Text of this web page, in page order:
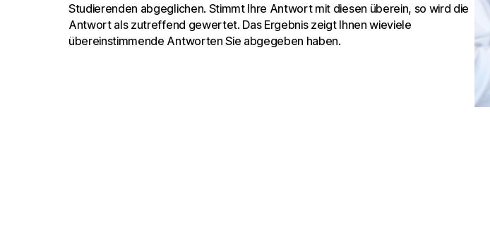
Studierenden abgeglichen. Stimmt Ihre Antwort mit diesen überein, so wird die
Antwort als zutreffend gewertet. Das Ergebnis zeigt Ihnen wieviele
übereinstimmende Antworten Sie abgegeben haben.